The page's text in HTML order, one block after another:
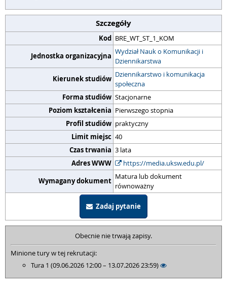
Szczegóły
Kod BRE_WT_ST_1_KOM
Jednostka organizacyjna Wydział Nauk o Komunikacji i
Dziennikarstwa
Kierunek studiów Dziennikarstwo i komunikacja
społeczna
Forma studiów Stacjonarne
Poziom kształcenia Pierwszego stopnia
Profil studiów praktyczny
Limit miejsc 40
Czas trwania 3 lata
Adres WWW
https://media.uksw.edu.pl/
Wymagany dokument Matura lub dokument
równoważny
Zadaj pytanie
Obecnie nie trwają zapisy.
Minione tury w tej rekrutacji:
Tura 1 (09.06.2026 12:00 – 13.07.2026 23:59)